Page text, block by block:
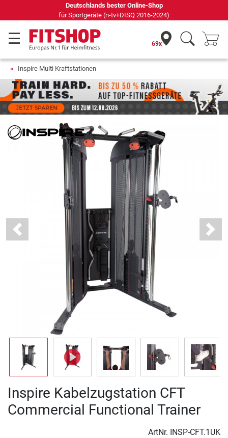
Seit 42 Jahren Ihr Experte für Heimfitness
69x
Inspire Multi Kraftstationen
Previous Next
Inspire Kabelzugstation CFT
Commercial Functional Trainer
ArtNr. INSP-CFT.1UK